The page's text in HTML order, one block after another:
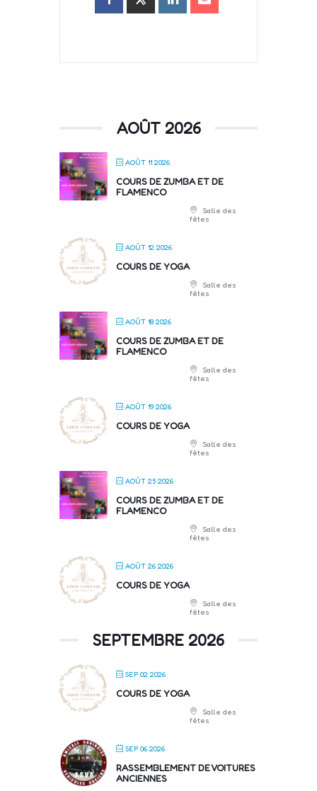
AOÛT 2026
AOÛT 11 2026
COURS DE ZUMBA ET DE
FLAMENCO
Salle des
fêtes
AOÛT 12 2026
COURS DE YOGA
Salle des
fêtes
AOÛT 18 2026
COURS DE ZUMBA ET DE
FLAMENCO
Salle des
fêtes
AOÛT 19 2026
COURS DE YOGA
Salle des
fêtes
AOÛT 25 2026
COURS DE ZUMBA ET DE
FLAMENCO
Salle des
fêtes
AOÛT 26 2026
COURS DE YOGA
Salle des
fêtes
SEPTEMBRE 2026
SEP 02 2026
COURS DE YOGA
Salle des
fêtes
SEP 06 2026
RASSEMBLEMENT DE VOITURES
ANCIENNES